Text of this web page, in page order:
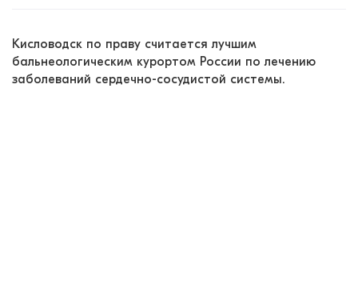
Кисловодск по праву считается лучшим
бальнеологическим курортом России по лечению
заболеваний сердечно-сосудистой системы.